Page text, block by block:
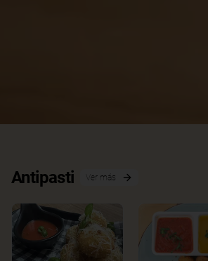
Antipasti Ver más